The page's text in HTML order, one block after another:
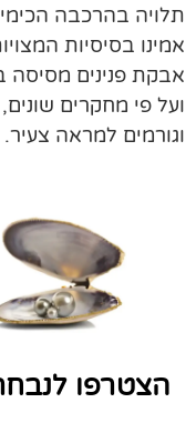
תלויה בהרכבה
אמינו בסיסיות
אבקת פנינים מסיסה
ועל פי מחקרים
וגורמים למראה צעיר.
הצטרפו